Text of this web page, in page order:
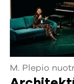
M. Plepio